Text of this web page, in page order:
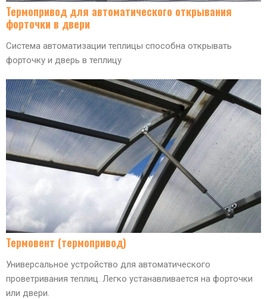
Термопривод для автоматического открывания
форточки в двери
Система автоматизации теплицы способна открывать
форточку и дверь в теплицу
Термовент (термопривод)
Универсальное устройство для автоматического
проветривания теплиц. Легко устанавливается на форточки
или двери.